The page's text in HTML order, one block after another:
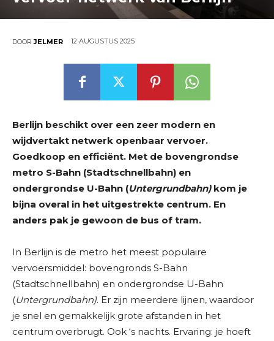
DOOR JELMER 12 AUGUSTUS 2025
Berlijn beschikt over een zeer modern en
wijdvertakt netwerk openbaar vervoer.
Goedkoop en efficiënt. Met de bovengrondse
metro S-Bahn (Stadtschnellbahn) en
ondergrondse U-Bahn (Untergrundbahn) kom je
bijna overal in het uitgestrekte centrum. En
anders pak je gewoon de bus of tram.
In Berlijn is de metro het meest populaire
vervoersmiddel: bovengronds S-Bahn
(Stadtschnellbahn) en ondergrondse U-Bahn
(Untergrundbahn). Er zijn meerdere lijnen, waardoor
je snel en gemakkelijk grote afstanden in het
centrum overbrugt. Ook ‘s nachts. Ervaring: je hoeft